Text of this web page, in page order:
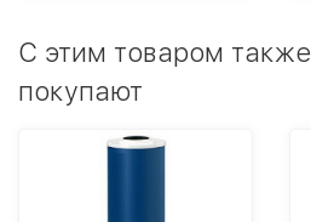
C этим товаром также
покупают